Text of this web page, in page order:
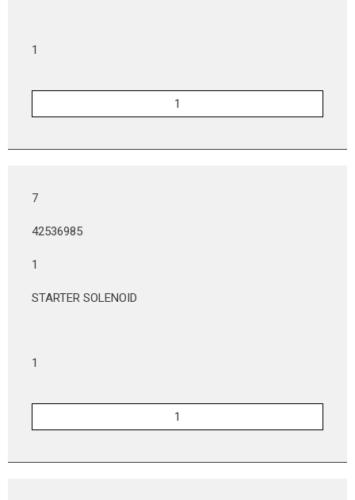
1
7
42536985
1
STARTER SOLENOID
1